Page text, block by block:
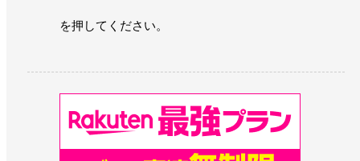
を押してください。